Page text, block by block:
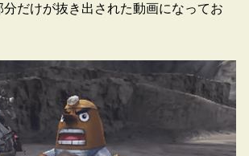
だけが抜き出された動画になってお